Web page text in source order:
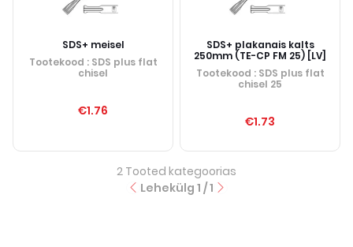
SDS+ meisel
Tootekood : SDS plus flat
chisel
€1.76
SDS+ plakanais kalts
250mm (TE-CP FM 25) [LV]
Tootekood : SDS plus flat
chisel 25
€1.73
2 Tooted kategoorias
Lehekülg 1 /1